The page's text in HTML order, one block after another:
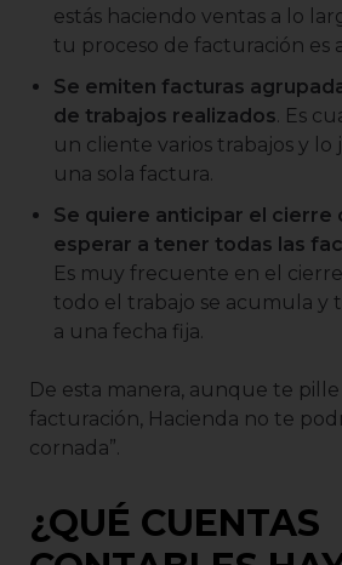
estás haciendo ventas a lo
tu proceso de facturación es
Se emiten facturas
de trabajos realizados. Es
un cliente varios trabajos y
una sola factura.
Se quiere anticipar el cierre
esperar a tener todas las
Es muy frecuente en el
todo el trabajo se acumula y
a una fecha fija.
De esta manera, aunque te
facturación, Hacienda no te
cornada”.
¿QUÉ CUENTAS